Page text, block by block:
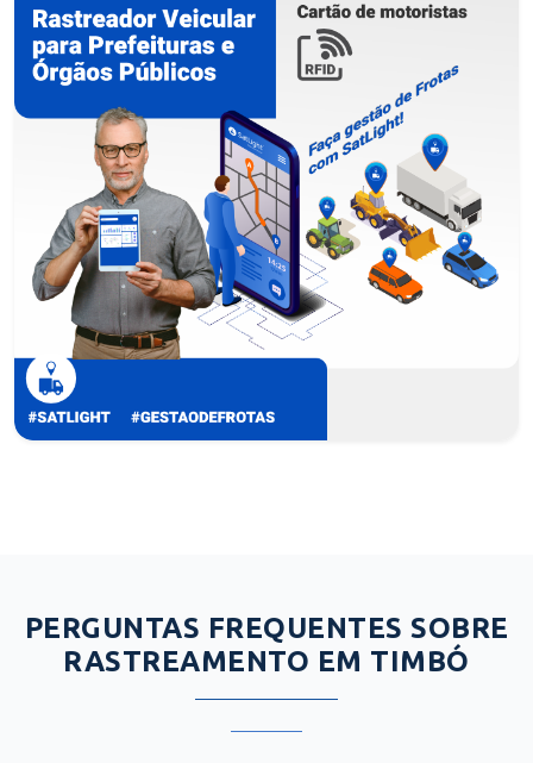
PERGUNTAS FREQUENTES SOBRE
RASTREAMENTO EM TIMBÓ